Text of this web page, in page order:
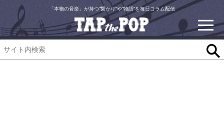
「本物の音楽」が持つ“繋がり”や“物語”を毎日コラム配信